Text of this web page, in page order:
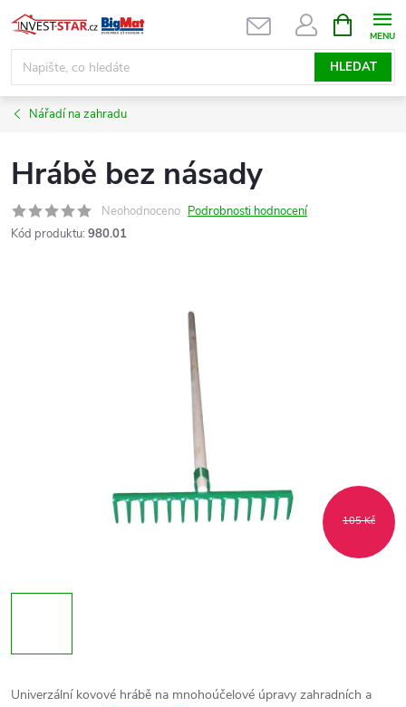
Přejít
na
obsah
HLEDAT
NÁKUPNÍ
KOŠÍK
Nářadí na zahradu
Hrábě bez násady
Neohodnoceno Podrobnosti hodnocení
Kód produktu: 980.01
105 Kč
Univerzální kovové hrábě na mnohoúčelové úpravy zahradních a